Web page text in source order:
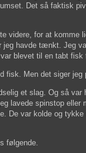
Det så faktisk
videre, for at
jeg havde tænkt. Jeg
blevet til en tabt fisk
fisk. Men det siger jeg
et slag. Og så
lavede spinstop
De var kolde og
følgende.